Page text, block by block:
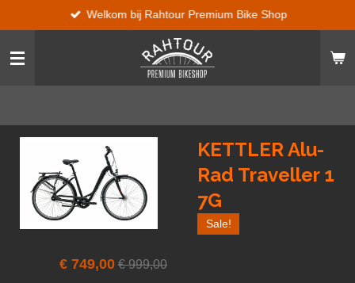
direct
naar
hoofdinhoud
Welkom bij Rahtour Premium Bike Shop
KETTLER Alu-
Rad Traveller 1
7G
Sale!
€ 749,00 € 999,00